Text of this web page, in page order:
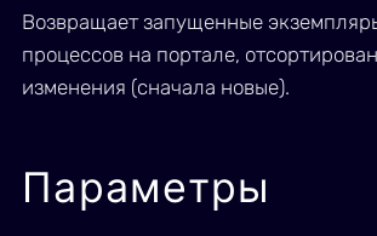
Возвращает запущенные
процессов на портале,
изменения (сначала новые).
Параметры